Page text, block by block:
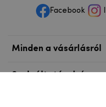
Facebook
Minden a vásárlásról